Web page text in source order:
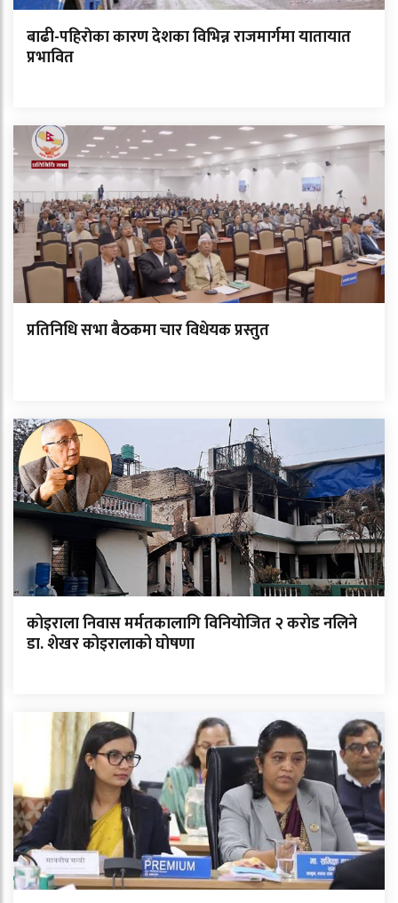
बाढी-पहिराेका कारण देशका विभिन्न राजमार्गमा यातायात
प्रभावित
प्रतिनिधि सभा बैठकमा चार विधेयक प्रस्तुत
कोइराला निवास मर्मतकालागि विनियोजित २ करोड नलिने
डा. शेखर कोइरालाको घोषणा